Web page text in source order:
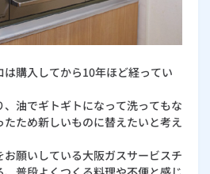
購入してから10年ほど経ってい
油でギトギトになって洗ってもな
ため新しいものに替えたいと考え
願いしている大阪ガスサービスチ